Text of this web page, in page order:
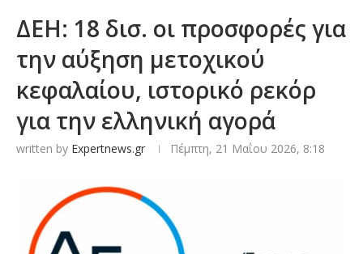
ΔΕΗ: 18 δισ. οι προσφορές για
την αύξηση μετοχικού
κεφαλαίου, ιστορικό ρεκόρ
για την ελληνική αγορά
written by Expertnews.gr Πέμπτη, 21 Μαΐου 2026, 8:18